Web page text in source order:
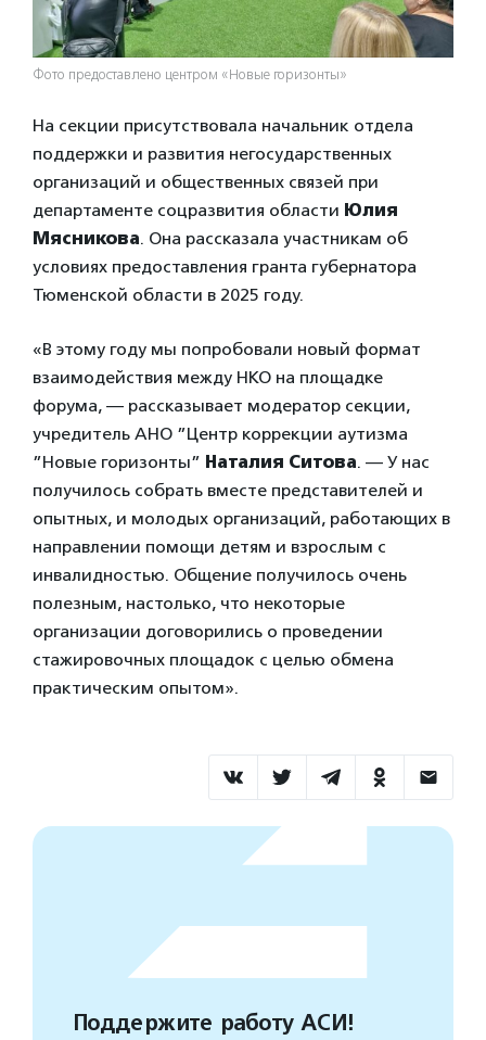
Фото предоставлено центром «Новые горизонты»
На секции присутствовала начальник отдела
поддержки и развития негосударственных
организаций и общественных связей при
департаменте соцразвития области Юлия
Мясникова. Она рассказала участникам об
условиях предоставления гранта губернатора
Тюменской области в 2025 году.
«В этому году мы попробовали новый формат
взаимодействия между НКО на площадке
форума, — рассказывает модератор секции,
учредитель АНО ”Центр коррекции аутизма
”Новые горизонты” Наталия Ситова. — У нас
получилось собрать вместе представителей и
опытных, и молодых организаций, работающих в
направлении помощи детям и взрослым с
инвалидностью. Общение получилось очень
полезным, настолько, что некоторые
организации договорились о проведении
стажировочных площадок с целью обмена
практическим опытом».
Поддержите работу АСИ!